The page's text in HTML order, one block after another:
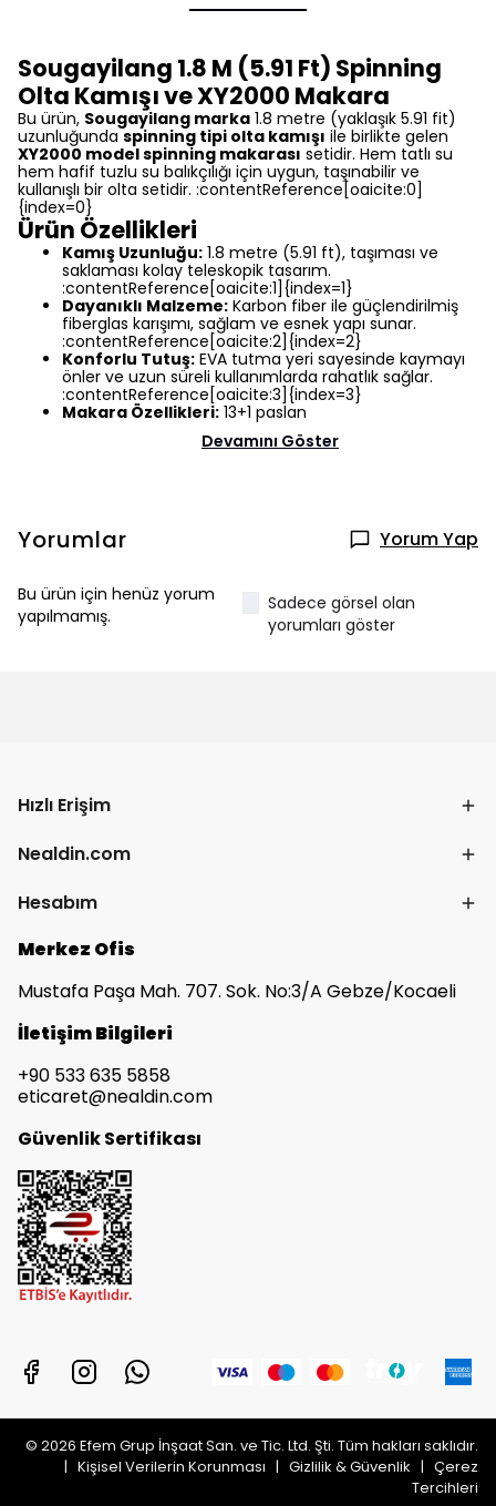
Sougayilang 1.8 M (5.91 Ft) Spinning
Olta Kamışı ve XY2000 Makara
Bu ürün, Sougayilang marka 1.8 metre (yaklaşık 5.91 fit)
uzunluğunda spinning tipi olta kamışı ile birlikte gelen
XY2000 model spinning makarası setidir. Hem tatlı su
hem hafif tuzlu su balıkçılığı için uygun, taşınabilir ve
kullanışlı bir olta setidir. :contentReference[oaicite:0]
{index=0}
Ürün Özellikleri
Kamış Uzunluğu: 1.8 metre (5.91 ft), taşıması ve
saklaması kolay teleskopik tasarım.
:contentReference[oaicite:1]{index=1}
Dayanıklı Malzeme: Karbon fiber ile güçlendirilmiş
fiberglas karışımı, sağlam ve esnek yapı sunar.
:contentReference[oaicite:2]{index=2}
Konforlu Tutuş: EVA tutma yeri sayesinde kaymayı
önler ve uzun süreli kullanımlarda rahatlık sağlar.
:contentReference[oaicite:3]{index=3}
Makara Özellikleri: 13+1 paslan
Devamını Göster
Yorumlar Yorum Yap
Bu ürün için henüz yorum
yapılmamış.
Sadece görsel olan
yorumları göster
Hızlı Erişim
Nealdin.com
Hesabım
Merkez Ofis
Mustafa Paşa Mah. 707. Sok. No:3/A Gebze/Kocaeli
İletişim Bilgileri
+90 533 635 5858
eticaret@nealdin.com
Güvenlik Sertifikası
© 2026 Efem Grup İnşaat San. ve Tic. Ltd. Şti. Tüm hakları saklıdır.
| Kişisel Verilerin Korunması | Gizlilik & Güvenlik | Çerez
Tercihleri